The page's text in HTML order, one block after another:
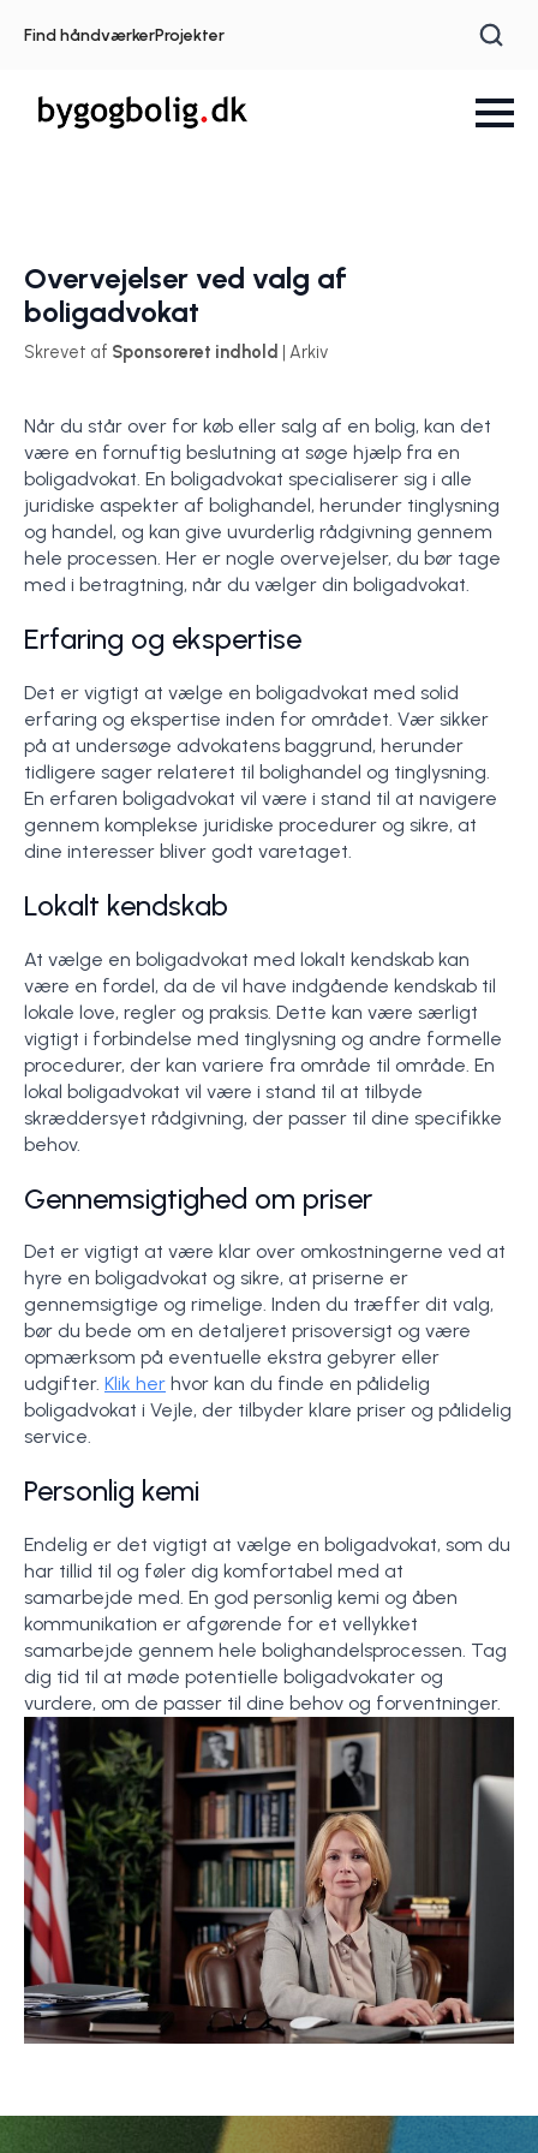
Find håndværkerProjekter
Overvejelser ved valg af
boligadvokat
Skrevet af Sponsoreret indhold | Arkiv
Når du står over for køb eller salg af en bolig, kan det
være en fornuftig beslutning at søge hjælp fra en
boligadvokat. En boligadvokat specialiserer sig i alle
juridiske aspekter af bolighandel, herunder tinglysning
og handel, og kan give uvurderlig rådgivning gennem
hele processen. Her er nogle overvejelser, du bør tage
med i betragtning, når du vælger din boligadvokat.
Erfaring og ekspertise
Det er vigtigt at vælge en boligadvokat med solid
erfaring og ekspertise inden for området. Vær sikker
på at undersøge advokatens baggrund, herunder
tidligere sager relateret til bolighandel og tinglysning.
En erfaren boligadvokat vil være i stand til at navigere
gennem komplekse juridiske procedurer og sikre, at
dine interesser bliver godt varetaget.
Lokalt kendskab
At vælge en boligadvokat med lokalt kendskab kan
være en fordel, da de vil have indgående kendskab til
lokale love, regler og praksis. Dette kan være særligt
vigtigt i forbindelse med tinglysning og andre formelle
procedurer, der kan variere fra område til område. En
lokal boligadvokat vil være i stand til at tilbyde
skræddersyet rådgivning, der passer til dine specifikke
behov.
Gennemsigtighed om priser
Det er vigtigt at være klar over omkostningerne ved at
hyre en boligadvokat og sikre, at priserne er
gennemsigtige og rimelige. Inden du træffer dit valg,
bør du bede om en detaljeret prisoversigt og være
opmærksom på eventuelle ekstra gebyrer eller
udgifter. Klik her hvor kan du finde en pålidelig
boligadvokat i Vejle, der tilbyder klare priser og pålidelig
service.
Personlig kemi
Endelig er det vigtigt at vælge en boligadvokat, som du
har tillid til og føler dig komfortabel med at
samarbejde med. En god personlig kemi og åben
kommunikation er afgørende for et vellykket
samarbejde gennem hele bolighandelsprocessen. Tag
dig tid til at møde potentielle boligadvokater og
vurdere, om de passer til dine behov og forventninger.